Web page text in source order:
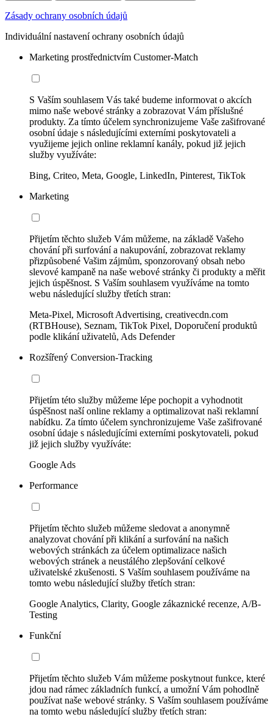
Zásady ochrany osobních údajů
Individuální nastavení ochrany osobních údajů
Marketing prostřednictvím Customer-Match
S Vaším souhlasem Vás také budeme informovat o akcích
mimo naše webové stránky a zobrazovat Vám příslušné
produkty. Za tímto účelem synchronizujeme Vaše zašifrované
osobní údaje s následujícími externími poskytovateli a
využijeme jejich online reklamní kanály, pokud již jejich
služby využíváte:
Bing, Criteo, Meta, Google, LinkedIn, Pinterest, TikTok
Marketing
Přijetím těchto služeb Vám můžeme, na základě Vašeho
chování při surfování a nakupování, zobrazovat reklamy
přizpůsobené Vašim zájmům, sponzorovaný obsah nebo
slevové kampaně na naše webové stránky či produkty a měřit
jejich úspěšnost. S Vaším souhlasem využíváme na tomto
webu následující služby třetích stran:
Meta-Pixel, Microsoft Advertising, creativecdn.com
(RTBHouse), Seznam, TikTok Pixel, Doporučení produktů
podle klikání uživatelů, Ads Defender
Rozšířený Conversion-Tracking
Přijetím této služby můžeme lépe pochopit a vyhodnotit
úspěšnost naší online reklamy a optimalizovat naši reklamní
nabídku. Za tímto účelem synchronizujeme Vaše zašifrované
osobní údaje s následujícími externími poskytovateli, pokud
již jejich služby využíváte:
Google Ads
Performance
Přijetím těchto služeb můžeme sledovat a anonymně
analyzovat chování při klikání a surfování na našich
webových stránkách za účelem optimalizace našich
webových stránek a neustálého zlepšování celkové
uživatelské zkušenosti. S Vaším souhlasem používáme na
tomto webu následující služby třetích stran:
Google Analytics, Clarity, Google zákaznické recenze, A/B-
Testing
Funkční
Přijetím těchto služeb Vám můžeme poskytnout funkce, které
jdou nad rámec základních funkcí, a umožní Vám pohodlně
používat naše webové stránky. S Vaším souhlasem používáme
na tomto webu následující služby třetích stran: